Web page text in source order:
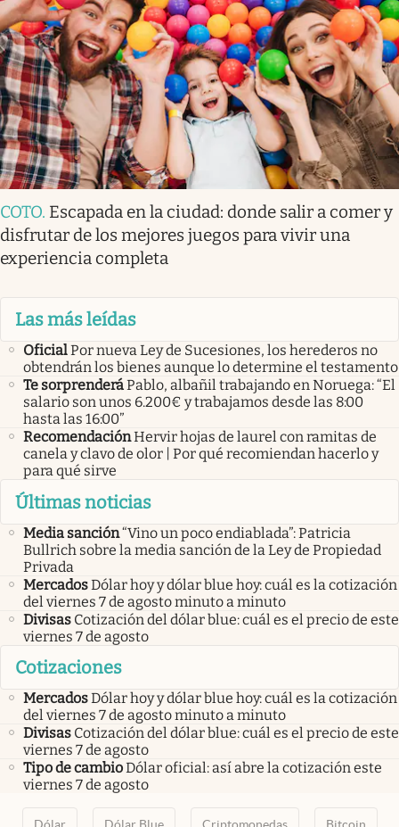
COTO. Escapada en la ciudad: donde salir a comer y
disfrutar de los mejores juegos para vivir una
experiencia completa
Las más leídas
OficialPor nueva Ley de Sucesiones, los herederos no
obtendrán los bienes aunque lo determine el testamento
Te sorprenderáPablo, albañil trabajando en Noruega: “El
salario son unos 6.200€ y trabajamos desde las 8:00
hasta las 16:00”
RecomendaciónHervir hojas de laurel con ramitas de
canela y clavo de olor | Por qué recomiendan hacerlo y
para qué sirve
Últimas noticias
Media sanción“Vino un poco endiablada”: Patricia
Bullrich sobre la media sanción de la Ley de Propiedad
Privada
MercadosDólar hoy y dólar blue hoy: cuál es la cotización
del viernes 7 de agosto minuto a minuto
Divisas Cotización del dólar blue: cuál es el precio de este
viernes 7 de agosto
Cotizaciones
MercadosDólar hoy y dólar blue hoy: cuál es la cotización
del viernes 7 de agosto minuto a minuto
Divisas Cotización del dólar blue: cuál es el precio de este
viernes 7 de agosto
Tipo de cambioDólar oficial: así abre la cotización este
viernes 7 de agosto